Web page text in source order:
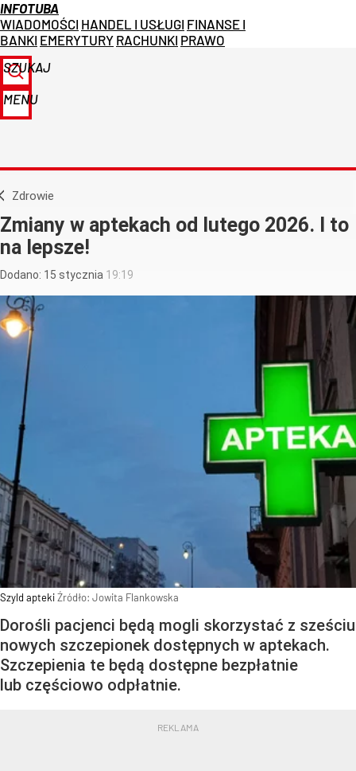
INFOTUBA
WIADOMOŚCI HANDEL I USŁUGI FINANSE I
BANKI EMERYTURY RACHUNKI PRAWO
SZUKAJ
MENU
Zdrowie
Zmiany w aptekach od lutego 2026. I to
na lepsze!
Dodano: 15 stycznia 19:19
Szyld aptekiŹródło: Jowita Flankowska
Dorośli pacjenci będą mogli skorzystać z sześciu
nowych szczepionek dostępnych w aptekach.
Szczepienia te będą dostępne bezpłatnie
lub częściowo odpłatnie.